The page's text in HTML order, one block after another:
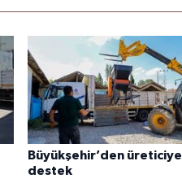
Büyükşehir’den üreticiye
destek